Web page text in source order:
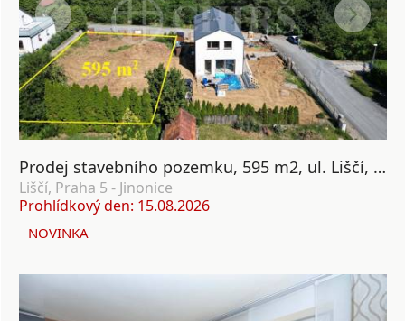
Prodej stavebního pozemku, 595 m2, ul. Liščí, Nová Ves, Praha 5
Liščí, Praha 5 - Jinonice
Prohlídkový den: 15.08.2026
NOVINKA